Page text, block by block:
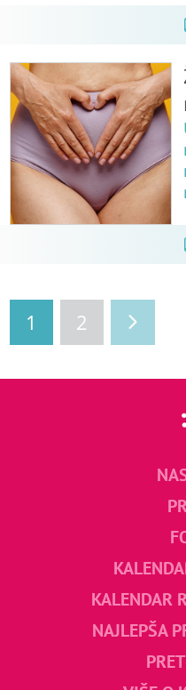
1 2
KALENDAR
NAJLEPŠA